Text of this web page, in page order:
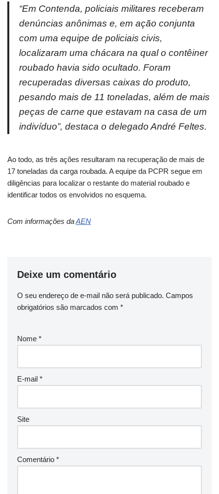
“Em Contenda, policiais militares receberam
denúncias anônimas e, em ação conjunta
com uma equipe de policiais civis,
localizaram uma chácara na qual o contêiner
roubado havia sido ocultado. Foram
recuperadas diversas caixas do produto,
pesando mais de 11 toneladas, além de mais
peças de carne que estavam na casa de um
indivíduo”, destaca o delegado André Feltes.
Ao todo, as três ações resultaram na recuperação de mais de
17 toneladas da carga roubada. A equipe da PCPR segue em
diligências para localizar o restante do material roubado e
identificar todos os envolvidos no esquema.
Com informações daAEN
Deixe um comentário
O seu endereço de e-mail não será publicado. Campos
obrigatórios são marcados com *
Nome *
E-mail *
Site
Comentário *